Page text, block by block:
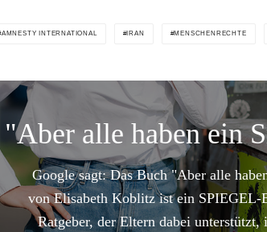
AMNESTY INTERNATIONAL IRAN MENSCHENRECHTE
"Aber alle haben ein
Google sagt: Das Buch "Aber alle
von Elisabeth Koblitz ist ein SPIEGEL-
Ratgeber, der Eltern dabei